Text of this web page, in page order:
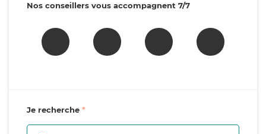
Nos conseillers vous accompagnent 7/7
Je recherche